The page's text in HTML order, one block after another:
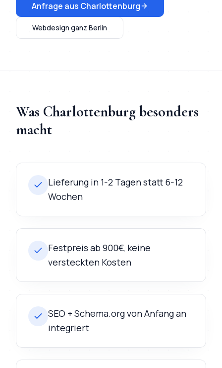
Anfrage aus Charlottenburg
Webdesign ganz Berlin
Was Charlottenburgbesonders
macht
Lieferung in 1-2 Tagen statt 6-12
Wochen
Festpreis ab 900€, keine
versteckten Kosten
SEO + Schema.org von Anfang an
integriert